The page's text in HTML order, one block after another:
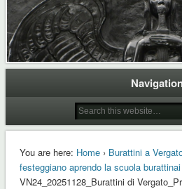
You are here: Home› Burattini a
festeggiano aprendo la scuola
VN24_20251128_Burattini di